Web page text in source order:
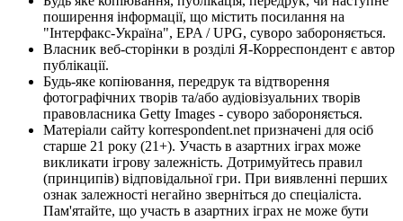
поширення інформації, що містить посилання на
"Інтерфакс-Україна", EPA / UPG, суворо забороняється.
Власник веб-сторінки в розділі Я-Корреспондент є автор
публікації.
Будь-яке копіювання, передрук та відтворення
фотографічних творів та/або аудіовізуальних творів
правовласника Getty Images - суворо забороняється.
Матеріали сайту korrespondent.net призначені для осіб
старше 21 року (21+). Участь в азартних іграх може
викликати ігрову залежність. Дотримуйтесь правил
(принципів) відповідальної гри. При виявленні перших
ознак залежності негайно зверніться до спеціаліста.
Пам'ятайте, що участь в азартних іграх не може бути